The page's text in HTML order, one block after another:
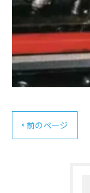
< 前のページ